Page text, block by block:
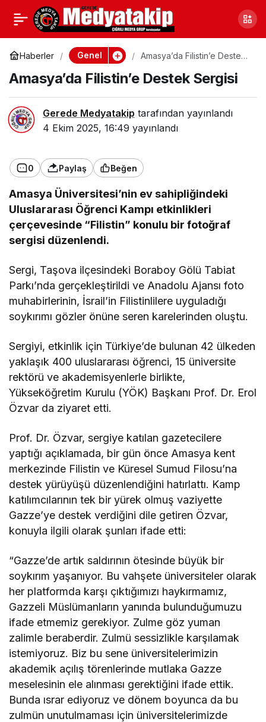
Haberler Genel
Amasya’da Filistin’e Destek
Amasya’da Filistin’e Destek Sergisi
Gerede Medyatakip tarafından yayınlandı
4 Ekim 2025, 16:49 yayınlandı
0 Paylaş Beğen
Amasya Üniversitesi’nin ev sahipliğindeki
Uluslararası Öğrenci Kampı etkinlikleri
çerçevesinde “Filistin” konulu bir fotoğraf
sergisi düzenlendi.
Sergi, Taşova ilçesindeki Boraboy Gölü Tabiat
Parkı’nda gerçekleştirildi ve Anadolu Ajansı foto
muhabirlerinin, İsrail’in Filistinlilere uyguladığı
soykırımı gözler önüne seren karelerinden oluştu.
Sergiyi, etkinlik için Türkiye’de bulunan 42 ülkeden
yaklaşık 400 uluslararası öğrenci, 15 üniversite
rektörü ve akademisyenlerle birlikte,
Yükseköğretim Kurulu (YÖK) Başkanı Prof. Dr. Erol
Özvar da ziyaret etti.
Prof. Dr. Özvar, sergiye katılan gazetecilere
yaptığı açıklamada, bir gün önce Amasya kent
merkezinde Filistin ve Küresel Sumud Filosu’na
destek yürüyüşü düzenlendiğini hatırlattı. Kamp
katılımcılarının tek bir yürek olmuş vaziyette
Gazze’ye destek verdiğini dile getiren Özvar,
konuyla ilgili olarak şunları ifade etti:
“Gazze’de artık saldırının ötesinde büyük bir
soykırım yaşanıyor. Bu vahşete üniversiteler olarak
her platformda karşı çıktığımızı haykırmamız,
Gazzeli Müslümanların yanında bulunduğumuzu
ifade etmemiz gerekiyor. Zulme göz yuman
zalimle beraberdir. Zulmü sessizlikle karşılamak
istemiyoruz. Biz bu sene üniversitelerimizin
akademik açılış törenlerinde mutlaka Gazze
meselesinin ele alınması gerektiğini ifade ettik.
Bunda ısrar ediyoruz ve dönem boyunca da bu
zulmün unutulmaması için üniversitelerimizde
Karabük’te Minibüs
Şoföründen Hayati
Manevra
Paylaş